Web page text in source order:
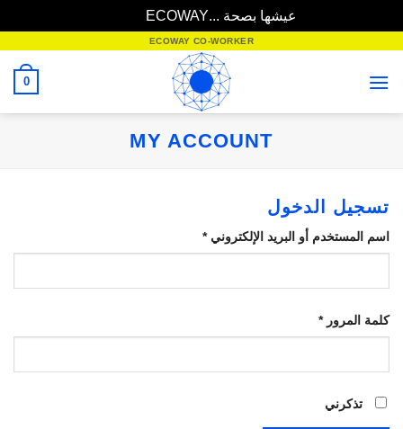
عيشها بصحة ...ECOWAY
ECOWAY CO-WORKER
0
MY ACCOUNT
تسجيل الدخول
اسم المستخدم أو البريد الإلكتروني*مطلوبة
كلمة المرور*مطلوبة
تذكرني